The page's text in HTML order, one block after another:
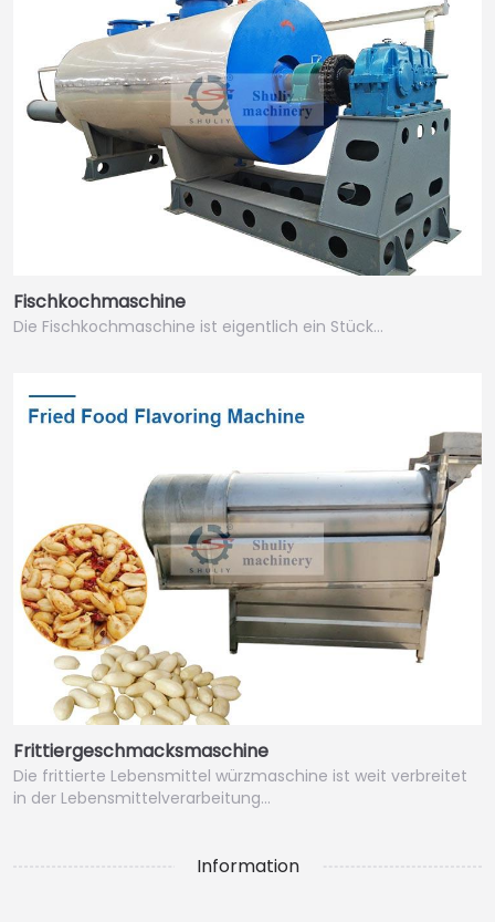
Fischkochmaschine
Die Fischkochmaschine ist eigentlich ein Stück…
Frittiergeschmacksmaschine
Die frittierte Lebensmittel würzmaschine ist weit verbreitet
in der Lebensmittelverarbeitung…
Information